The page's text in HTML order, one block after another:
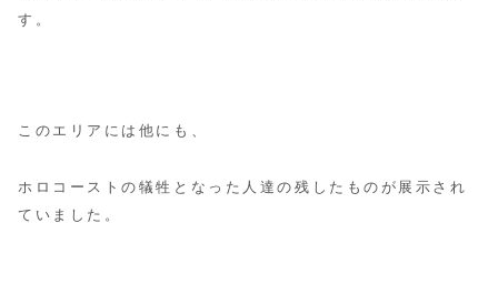
す。
このエリアには他にも、
ホロコーストの犠牲となった人達の残したものが展示され
ていました。